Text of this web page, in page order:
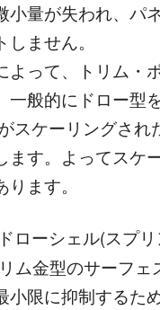
量が失われ、パ
ません。
よって、トリム・
一般的にドロー型
スケーリングされ
ます。よってスケ
ます。
ドローシェル(スプ
ム金型のサーフ
小限に抑制するた